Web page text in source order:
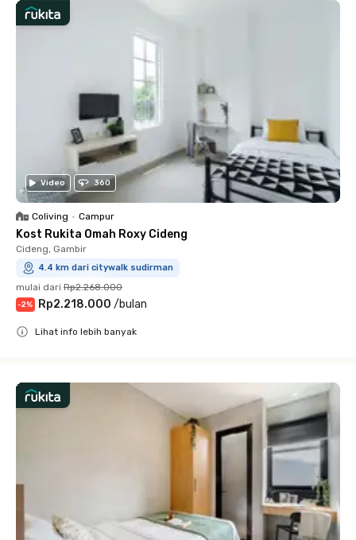
Video 360
Coliving • Campur
Kost Rukita Omah Roxy Cideng
Cideng, Gambir
4.4 km dari citywalk sudirman
mulai dari Rp2.268.000
-2% Rp2.218.000 /bulan
Lihat info lebih banyak